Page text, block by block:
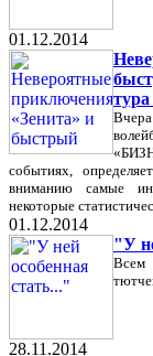
01.12.2014
событиях,
вниманию самые
некоторые
01.12.2014
"У
Всем
28.11.2014